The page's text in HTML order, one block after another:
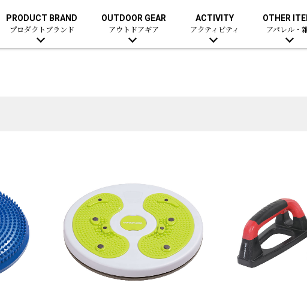
PRODUCT BRAND
プロダクトブランド
OUTDOOR GEAR
アウトドアギア
ACTIVITY
アクティビティ
OTHER
アパレル・